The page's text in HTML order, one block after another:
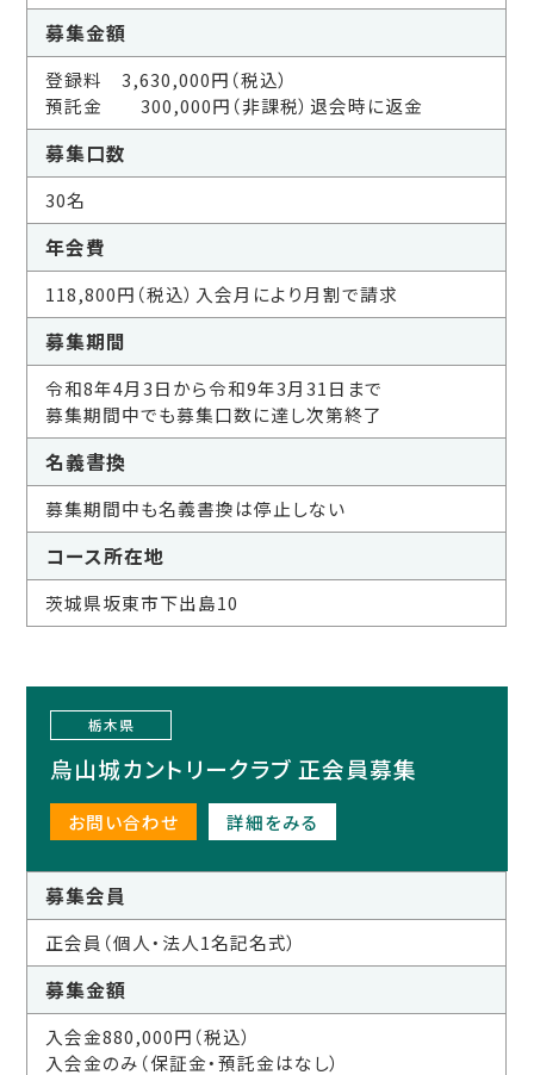
募集金額
登録料 3,630,000円（税込）
預託金 300,000円（非課税）退会時に返金
募集口数
30名
年会費
118,800円（税込）入会月により月割で請求
募集期間
令和8年4月3日から令和9年3月31日まで
募集期間中でも募集口数に達し次第終了
名義書換
募集期間中も名義書換は停止しない
コース所在地
茨城県坂東市下出島10
栃木県
烏山城カントリークラブ 正会員募集
お問い合わせ 詳細をみる
募集会員
正会員（個人・法人1名記名式）
募集金額
入会金880,000円（税込）
入会金のみ（保証金・預託金はなし）